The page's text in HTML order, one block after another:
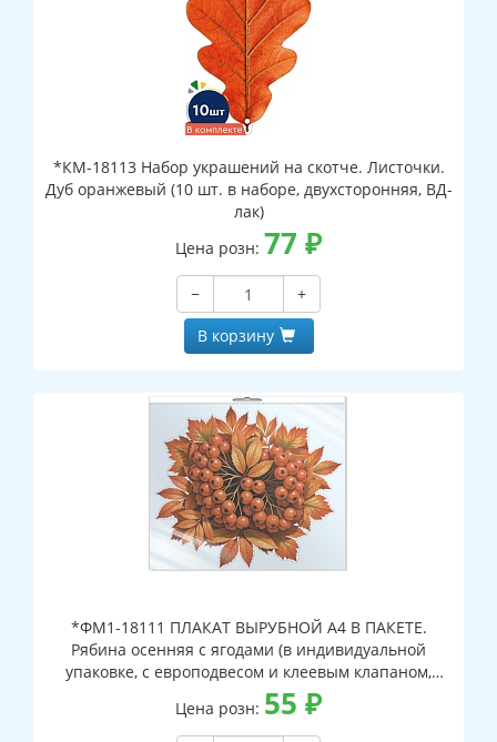
*КМ-18113 Набор украшений на скотче. Листочки.
Дуб оранжевый (10 шт. в наборе, двухсторонняя, ВД-
лак)
Цена розн: 77 ₽
−
+
В корзину
*ФМ1-18111 ПЛАКАТ ВЫРУБНОЙ А4 В ПАКЕТЕ.
Рябина осенняя с ягодами (в индивидуальной
упаковке, с европодвесом и клеевым клапаном,
двухсторонний, ВД-лак)
Цена розн: 55 ₽